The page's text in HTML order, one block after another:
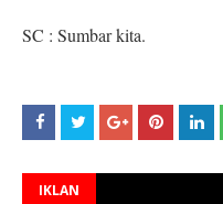
SC : Sumbar kita.
IKLAN